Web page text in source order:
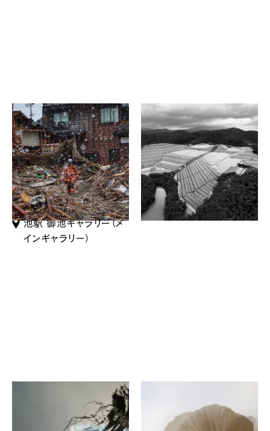
公益社団法人日本広告写
真家協会（APA）、朝日新聞
社、 共同通信社、産経新聞
社、日本経済新聞社、毎日
新聞社
報道写真記者と広告写真家
の比較作品展
京都市営地下鉄 烏丸御
池駅 御池ギャラリー（メ
インギャラリー）
Samurai Foto （吉田繁、蓮
見浩明、佐々木一弘、村田
光司、 千代田路子、他6名）
超越：私たちの共有する人
間性
同時代ギャラリー
パパジョンズ六角店
神様がつくられしもの
四条半